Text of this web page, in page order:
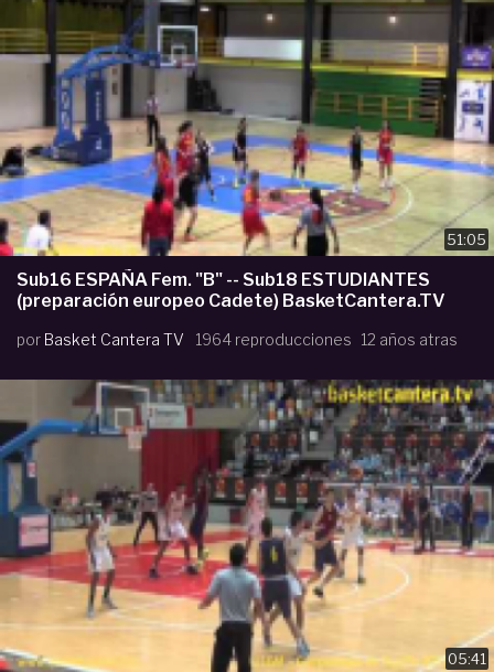
51:05
Sub16 ESPAÑA Fem. "B" -- Sub18 ESTUDIANTES
(preparación europeo Cadete) BasketCantera.TV
por Basket Cantera TV 1964 reproducciones 12 años atras
05:41